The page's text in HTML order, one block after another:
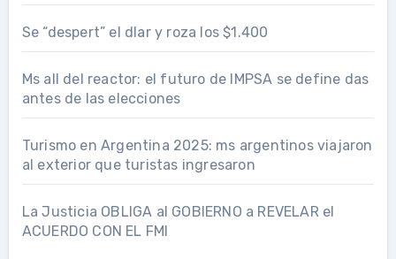
Se “despert” el dlar y roza los $1.400
Ms all del reactor: el futuro de IMPSA se define das
antes de las elecciones
Turismo en Argentina 2025: ms argentinos viajaron
al exterior que turistas ingresaron
La Justicia OBLIGA al GOBIERNO a REVELAR el
ACUERDO CON EL FMI